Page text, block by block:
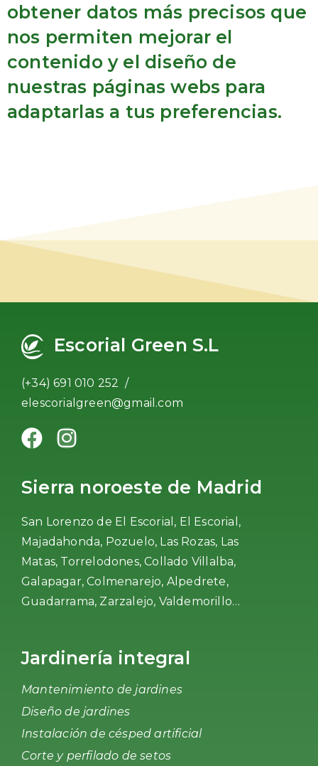
obtener datos más precisos que
nos permiten mejorar el
contenido y el diseño de
nuestras páginas webs para
adaptarlas a tus preferencias.
Escorial Green S.L
(+34) 691 010 252 /
elescorialgreen@gmail.com
Sierra noroeste de Madrid
San Lorenzo de El Escorial, El Escorial,
Majadahonda, Pozuelo, Las Rozas, Las
Matas, Torrelodones, Collado Villalba,
Galapagar, Colmenarejo, Alpedrete,
Guadarrama, Zarzalejo, Valdemorillo…
Jardinería integral
Mantenimiento de jardines
Diseño de jardines
Instalación de césped artificial
Corte y perfilado de setos